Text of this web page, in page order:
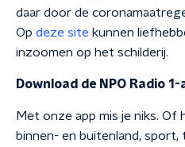
daar door de
Op deze site kunnen
inzoomen op het schilderij.
Download de NPO Radio 1-
Met onze app mis je niks.
binnen- en buitenland,